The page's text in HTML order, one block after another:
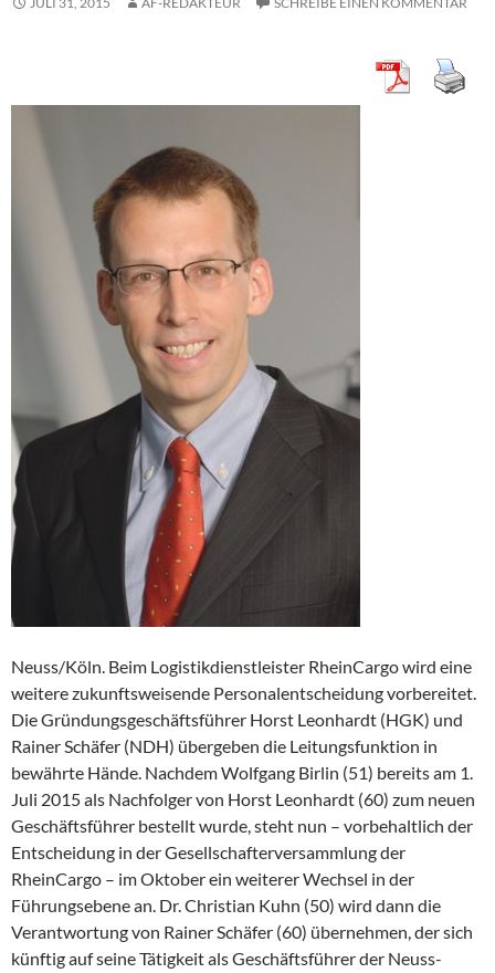
Neuss/Köln. Beim Logistikdienstleister RheinCargo wird eine
weitere zukunftsweisende Personalentscheidung vorbereitet.
Die Gründungsgeschäftsführer Horst Leonhardt (HGK) und
Rainer Schäfer (NDH) übergeben die Leitungsfunktion in
bewährte Hände. Nachdem Wolfgang Birlin (51) bereits am 1.
Juli 2015 als Nachfolger von Horst Leonhardt (60) zum neuen
Geschäftsführer bestellt wurde, steht nun – vorbehaltlich der
Entscheidung in der Gesellschafterversammlung der
RheinCargo – im Oktober ein weiterer Wechsel in der
Führungsebene an. Dr. Christian Kuhn (50) wird dann die
Verantwortung von Rainer Schäfer (60) übernehmen, der sich
künftig auf seine Tätigkeit als Geschäftsführer der Neuss-